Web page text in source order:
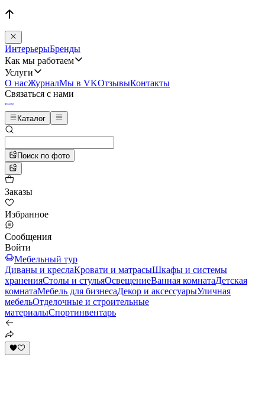
ИнтерьерыБренды
Как мы работаем
Услуги
О насЖурналМы в VKОтзывыКонтакты
Связаться с нами
Каталог
Поиск по фото
Заказы
Избранное
Сообщения
Войти
Мебельный тур
Диваны и креслаКровати и матрасыШкафы и системы
храненияСтолы и стульяОсвещениеВанная комнатаДетская
комнатаМебель для бизнесаДекор и аксессуарыУличная
мебельОтделочные и строительные
материалыСпортинвентарь